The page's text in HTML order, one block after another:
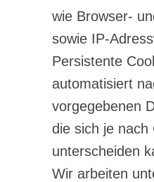
wie Browser-
sowie IP-
Persistente
automatisiert
vorgegebenen
die sich je nach
unterscheiden
Wir arbeiten